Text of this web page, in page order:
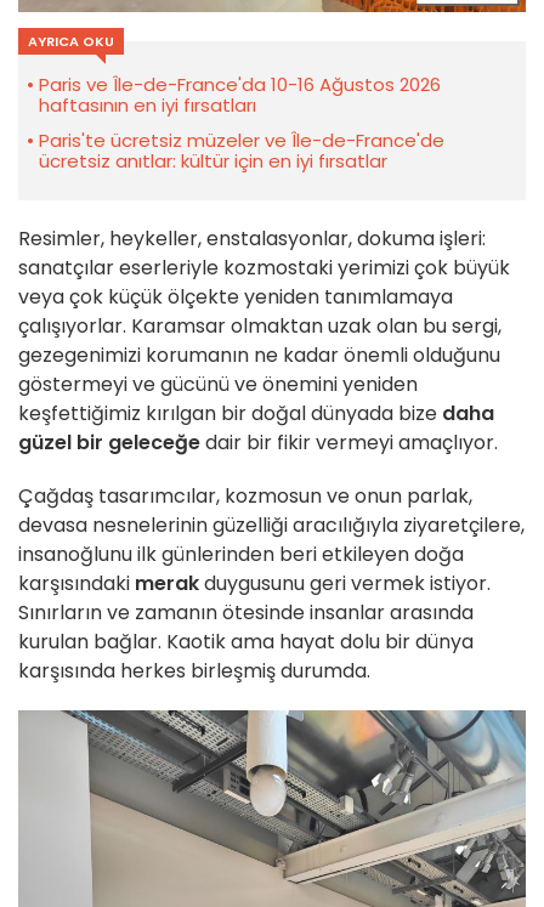
AYRICA OKU
Paris ve Île-de-France'da 10-16 Ağustos 2026
haftasının en iyi fırsatları
Paris'te ücretsiz müzeler ve Île-de-France'de
ücretsiz anıtlar: kültür için en iyi fırsatlar
Resimler, heykeller, enstalasyonlar, dokuma işleri:
sanatçılar eserleriyle kozmostaki yerimizi çok büyük
veya çok küçük ölçekte yeniden tanımlamaya
çalışıyorlar. Karamsar olmaktan uzak olan bu sergi,
gezegenimizi korumanın ne kadar önemli olduğunu
göstermeyi ve gücünü ve önemini yeniden
keşfettiğimiz kırılgan bir doğal dünyada bize daha
güzel bir geleceğedair bir fikir vermeyi amaçlıyor.
Çağdaş tasarımcılar, kozmosun ve onun parlak,
devasa nesnelerinin güzelliği aracılığıyla ziyaretçilere,
insanoğlunu ilk günlerinden beri etkileyen doğa
karşısındaki merakduygusunu geri vermek istiyor.
Sınırların ve zamanın ötesinde insanlar arasında
kurulan bağlar. Kaotik ama hayat dolu bir dünya
karşısında herkes birleşmiş durumda.